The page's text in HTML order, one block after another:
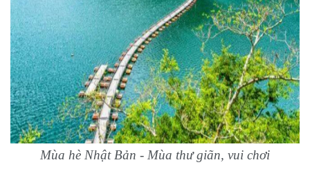
Mùa hè Nhật Bản - Mùa thư giãn, vui chơi